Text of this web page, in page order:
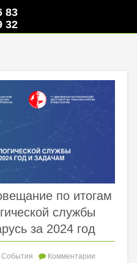
83
32
по итогам
службы
за 2024 год
События
Комментарии